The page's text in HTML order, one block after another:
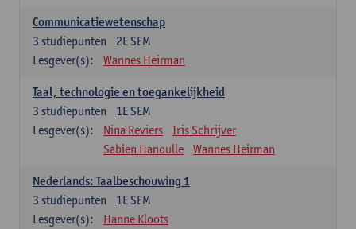
Communicatiewetenschap
2E SEM
3 studiepunten
Lesgever(s):
Wannes Heirman
Taal, technologie en toegankelijkheid
1E SEM
3 studiepunten
Lesgever(s):
Nina Reviers
Iris Schrijver
Sabien Hanoulle
Wannes Heirman
Nederlands: Taalbeschouwing 1
1E SEM
3 studiepunten
Lesgever(s):
Hanne Kloots